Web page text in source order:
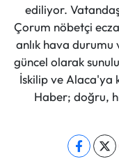
ediliyor.
Çorum nöbetçi
anlık hava
güncel olarak
İskilip ve Alaca'ya
Haber; doğru,